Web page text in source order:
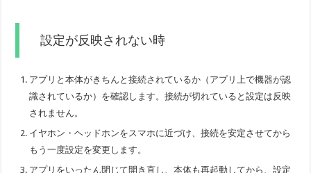
設定が反映されない時
アプリと本体がきちんと接続されているか（アプリ上で機器が認
識されているか）を確認します。接続が切れていると設定は反映
されません。
イヤホン・ヘッドホンをスマホに近づけ、接続を安定させてから
もう一度設定を変更します。
アプリをいったん閉じて開き直し、本体も再起動してから、設定